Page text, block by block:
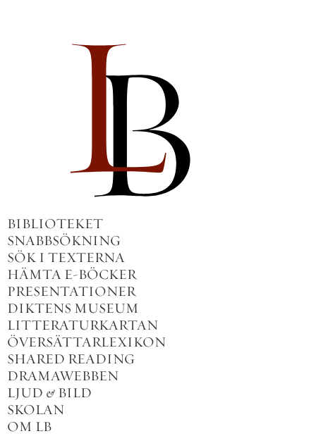
BIBLIOTEKET
SNABBSÖKNING
SÖK I TEXTERNA
HÄMTA E-BÖCKER
PRESENTATIONER
DIKTENS MUSEUM
LITTERATURKARTAN
ÖVERSÄTTARLEXIKON
SHARED READING
DRAMAWEBBEN
LJUD & BILD
SKOLAN
OM LB